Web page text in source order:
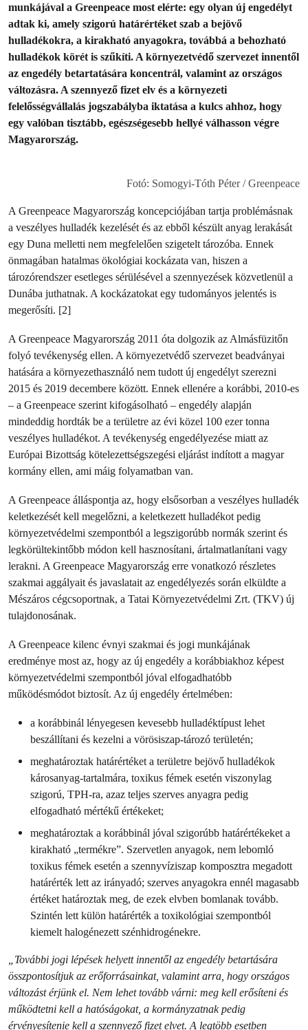
munkájával a Greenpeace most elérte: egy olyan új engedélyt
adtak ki, amely szigorú határértéket szab a bejövő
hulladékokra, a kirakható anyagokra, továbbá a behozható
hulladékok körét is szűkíti. A környezetvédő szervezet innentől
az engedély betartatására koncentrál, valamint az országos
változásra. A szennyező fizet elv és a környezeti
felelősségvállalás jogszabályba iktatása a kulcs ahhoz, hogy
egy valóban tisztább, egészségesebb hellyé válhasson végre
Magyarország.
Fotó: Somogyi-Tóth Péter / Greenpeace
A Greenpeace Magyarország koncepciójában tartja problémásnak
a veszélyes hulladék kezelését és az ebből készült anyag lerakását
egy Duna melletti nem megfelelően szigetelt tározóba. Ennek
önmagában hatalmas ökológiai kockázata van, hiszen a
tározórendszer esetleges sérülésével a szennyezések közvetlenül a
Dunába juthatnak. A kockázatokat egy tudományos jelentés is
megerősíti. [2]
A Greenpeace Magyarország 2011 óta dolgozik az Almásfüzitőn
folyó tevékenység ellen. A környezetvédő szervezet beadványai
hatására a környezethasználó nem tudott új engedélyt szerezni
2015 és 2019 decembere között. Ennek ellenére a korábbi, 2010-es
– a Greenpeace szerint kifogásolható – engedély alapján
mindeddig hordták be a területre az évi közel 100 ezer tonna
veszélyes hulladékot. A tevékenység engedélyezése miatt az
Európai Bizottság kötelezettségszegési eljárást indított a magyar
kormány ellen, ami máig folyamatban van.
A Greenpeace álláspontja az, hogy elsősorban a veszélyes hulladék
keletkezését kell megelőzni, a keletkezett hulladékot pedig
környezetvédelmi szempontból a legszigorúbb normák szerint és
legkörültekintőbb módon kell hasznosítani, ártalmatlanítani vagy
lerakni. A Greenpeace Magyarország erre vonatkozó részletes
szakmai aggályait és javaslatait az engedélyezés során elküldte a
Mészáros cégcsoportnak, a Tatai Környezetvédelmi Zrt. (TKV) új
tulajdonosának.
A Greenpeace kilenc évnyi szakmai és jogi munkájának
eredménye most az, hogy az új engedély a korábbiakhoz képest
környezetvédelmi szempontból jóval elfogadhatóbb
működésmódot biztosít. Az új engedély értelmében:
a korábbinál lényegesen kevesebb hulladéktípust lehet
beszállítani és kezelni a vörösiszap-tározó területén;
meghatároztak határértéket a területre bejövő hulladékok
károsanyag-tartalmára, toxikus fémek esetén viszonylag
szigorú, TPH-ra, azaz teljes szerves anyagra pedig
elfogadható mértékű értékeket;
meghatároztak a korábbinál jóval szigorúbb határértékeket a
kirakható „termékre”. Szervetlen anyagok, nem lebomló
toxikus fémek esetén a szennyvíziszap komposztra megadott
határérték lett az irányadó; szerves anyagokra ennél magasabb
értéket határoztak meg, de ezek elvben bomlanak tovább.
Szintén lett külön határérték a toxikológiai szempontból
kiemelt halogénezett szénhidrogénekre.
„További jogi lépések helyett innentől az engedély betartására
összpontosítjuk az erőforrásainkat, valamint arra, hogy országos
változást érjünk el. Nem lehet tovább várni: meg kell erősíteni és
működtetni kell a hatóságokat, a kormányzatnak pedig
érvényesítenie kell a szennyező fizet elvet. A legtöbb esetben